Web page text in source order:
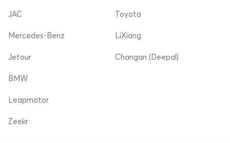
JAC
Mercedes-Benz
Jetour
Toyota
LiXiang
Changan (Deepal)
BMW
Leapmotor
Zeekr